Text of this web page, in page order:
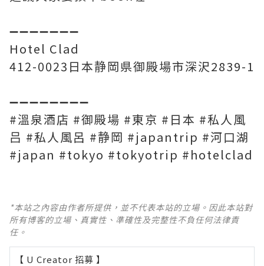
➖➖➖➖➖➖➖
Hotel Clad
412-0023日本静岡県御殿場市深沢2839-1
➖➖➖➖➖➖➖➖
#溫泉酒店 #御殿場 #東京 #日本 #私人風
吕 #私人風呂 #静岡 #japantrip #河口湖
#japan #tokyo #tokyotrip #hotelclad
*本站之內容由作者所提供，並不代表本站的立場。因此本站對
所有博客的立場、真實性、準確性及完整性不負任何法律責
任。
【 U Creator 招募 】